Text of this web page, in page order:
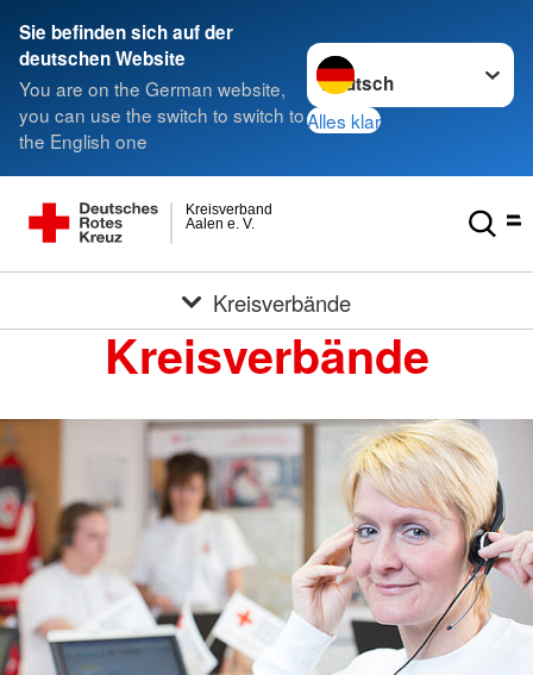
Sie befinden sich auf der
deutschen Website
You are on the German website,
you can use the switch to switch to
the English one
Sprache wechseln zu
Alles klar
Aalen e. V.
Kreisverband
Kreisverbände
Kreisverbände